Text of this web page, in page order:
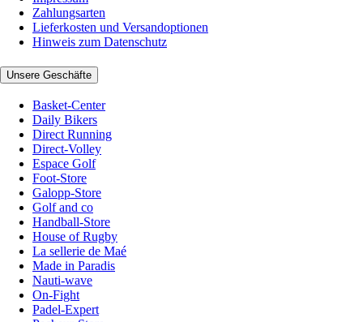
Zahlungsarten
Lieferkosten und Versandoptionen
Hinweis zum Datenschutz
Unsere Geschäfte
Basket-Center
Daily Bikers
Direct Running
Direct-Volley
Espace Golf
Foot-Store
Galopp-Store
Golf and co
Handball-Store
House of Rugby
La sellerie de Maé
Made in Paradis
Nauti-wave
On-Fight
Padel-Expert